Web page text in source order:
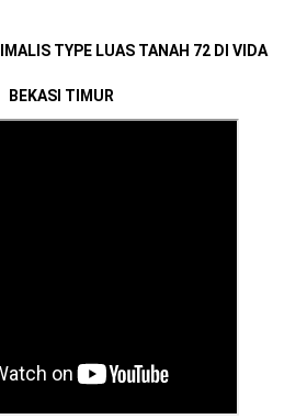
TYPE LUAS TANAH 72 DI VIDA
BEKASI TIMUR